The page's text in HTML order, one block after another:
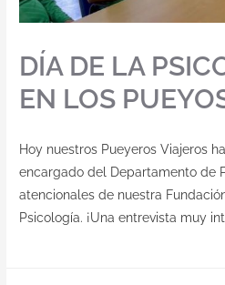
DÍA DE LA
EN LOS
Hoy nuestros Pueyeros Viajeros
encargado del Departamento de
atencionales de nuestra
Psicología. ¡Una entrevista muy